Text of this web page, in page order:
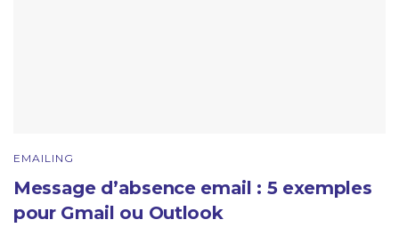
EMAILING
Message d’absence email : 5 exemples
pour Gmail ou Outlook